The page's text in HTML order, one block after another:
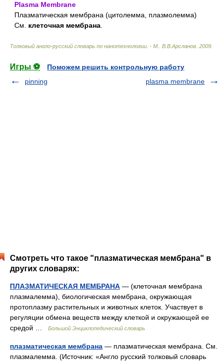
Plasma Membrane
Плазматическая мембрана (цитолемма, плазмолемма)
См. клеточная мембрана
Толковый англо-русский словарь по нанотехнологии. - М. В.В.Арсланов 2009
Игры ⚽
Поможем решить контрольную работу
pinning
plasma membrane
Смотреть что такое "плазматическая мембрана" в
других словарях:
ПЛАЗМАТИЧЕСКАЯ МЕМБРАНА — (клеточная мембрана
плазмалемма), биологическая мембрана, окружающая
протоплазму растительных и животных клеток. Участвует в
регуляции обмена веществ между клеткой и окружающей ее
средой …
Большой Энциклопедический словарь
плазматическая мембрана — плазматическая мембрана. См.
плазмалемма. (Источник: «Англо русский толковый словарь